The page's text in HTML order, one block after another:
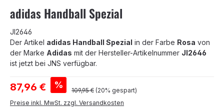
adidas Handball Spezial
JI2646
Der Artikel adidas Handball Spezial in der Farbe Rosa von
der Marke Adidas mit der Hersteller-Artikelnummer JI2646
ist jetzt bei JNS verfügbar.
Verkaufspreis:
87,96 € % Regulärer Preis:
109,95 € (20% gespart)
Preise inkl. MwSt. zzgl. Versandkosten